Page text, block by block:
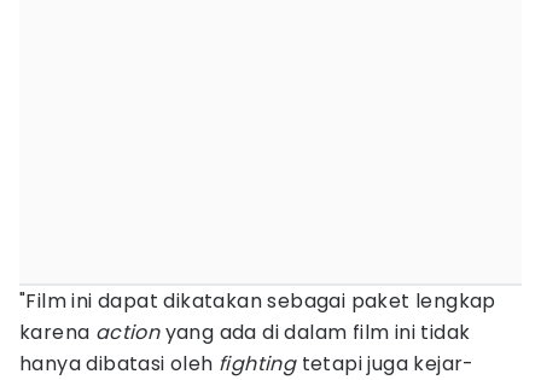
"Film ini dapat dikatakan sebagai paket lengkap
karena actionyang ada di dalam film ini tidak
hanya dibatasi oleh fighting tetapi juga kejar-